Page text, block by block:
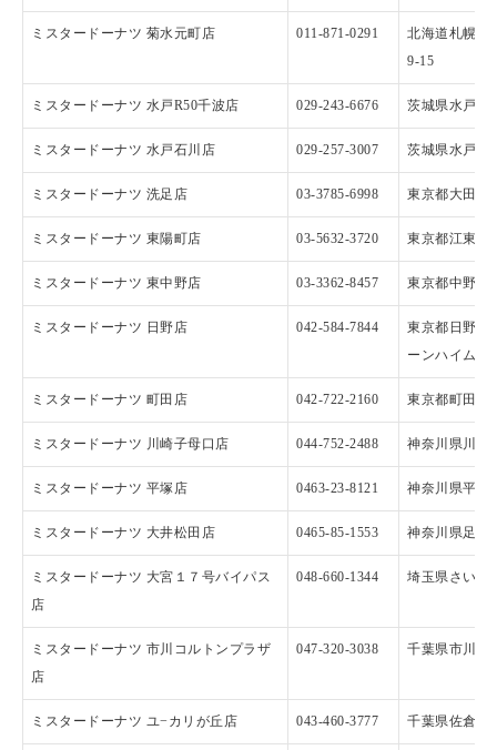
ミスタードーナツ 菊水元町店 011-871-0291
北海道札幌
9-15
ミスタードーナツ 水戸R50千波店 029-243-6676 茨城県水戸市
ミスタードーナツ 水戸石川店 029-257-3007 茨城県水戸市
ミスタードーナツ 洗足店 03-3785-6998 東京都大田区
ミスタードーナツ 東陽町店 03-5632-3720 東京都江東区
ミスタードーナツ 東中野店 03-3362-8457 東京都中野区
ミスタードーナツ 日野店 042-584-7844
東京都日野市
ーンハイム
ミスタードーナツ 町田店 042-722-2160 東京都町田市
ミスタードーナツ 川崎子母口店 044-752-2488 神奈川県川崎
ミスタードーナツ 平塚店 0463-23-8121 神奈川県平塚
ミスタードーナツ 大井松田店 0465-85-1553 神奈川県足柄
ミスタードーナツ 大宮１７号バイパス
店
048-660-1344 埼玉県さいた
ミスタードーナツ 市川コルトンプラザ
店
047-320-3038 千葉県市川市
ミスタードーナツ ユ−カリが丘店 043-460-3777 千葉県佐倉市